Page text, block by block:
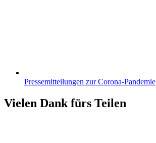
Pressemitteilungen zur Corona-Pandemie
Vielen Dank fürs Teilen